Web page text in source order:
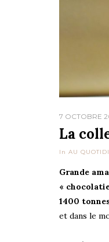
7 OCTOBRE
La
In AU
Grande
«
1400
et dans le